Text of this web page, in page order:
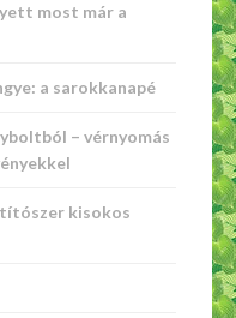
most már a
a sarokkanapé
– vérnyomás
kisokos